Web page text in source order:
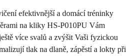
efektivnější a domácí tréninky
na kliky HS-P010PU Vám
více svalů a zvýšit Vaši fyzickou
tlak na dlaně, zápěstí a lokty při